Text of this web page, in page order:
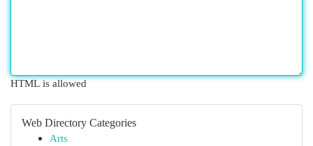
HTML is allowed
Web Directory Categories
Arts